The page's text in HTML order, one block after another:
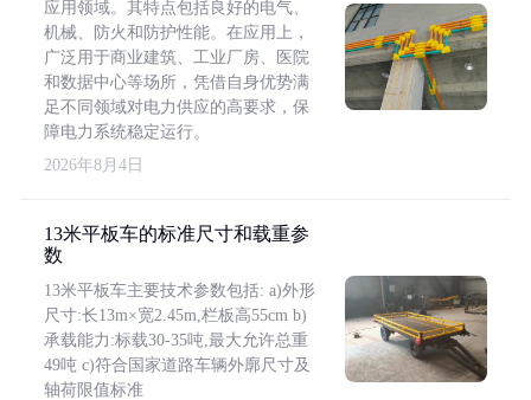
应用领域。其特点包括良好的电气、
机械、防火和防护性能。在应用上，
广泛用于商业建筑、工业厂房、医院
和数据中心等场所，凭借自身优势满
足不同领域对电力供应的高要求，保
障电力系统稳定运行。
2026年8月4日
13米平板车的标准尺寸和载重参
数
13米平板车主要技术参数包括: a)外形
尺寸:长13m×宽2.45m,栏板高55cm b)
承载能力:标载30-35吨,最大允许总重
49吨 c)符合国家道路车辆外廓尺寸及
轴荷限值标准